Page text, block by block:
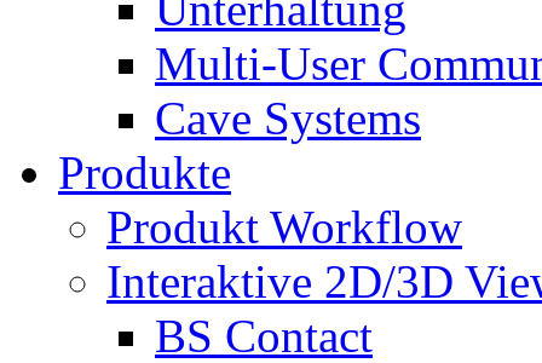
Multi-User
Cave Systems
Produkte
Produkt Workflow
Interaktive 2D/3D
BS Contact